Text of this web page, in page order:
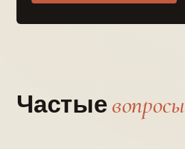
Частыевопросы